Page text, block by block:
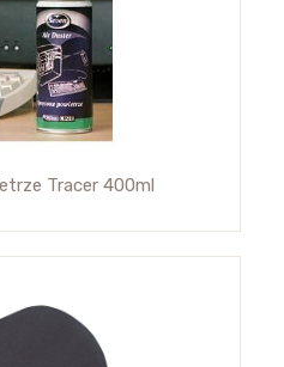
Tracer 400ml